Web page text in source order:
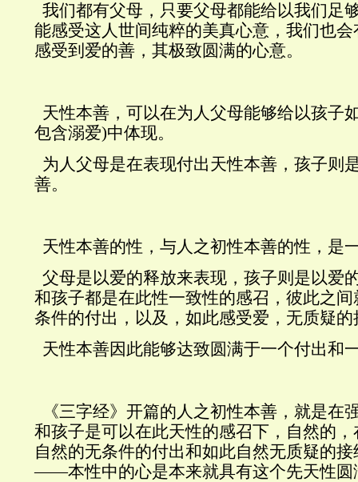
我们都有父母，只要父母都能给以我们足
能感受这人世间纯粹的美真心意，我们也
感受到爱的善，其极致圆满的心意。
天性本善，可以在为人父母能够给以孩子
包含溺爱)中体现。
为人父母是在表现付出天性本善，孩子则
善。
天性本善的性，与人之初性本善的性，是
父母是以爱的释放来表现，孩子则是以爱
和孩子都是在此性一致性的感召，彼此之
条件的付出，以及，如此感受爱，无质疑的
天性本善因此能够达致圆满于一个付出和
《三字经》开篇的人之初性本善，就是在
和孩子是可以在此天性的感召下，自然的
自然的无条件的付出和如此自然无质疑的
——本性中的心是本来就具有这个先天性圆